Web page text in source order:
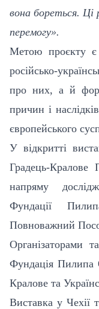
вона бореться. Ці
перемогу».
Метою проєкту є
російсько-
про них, а й
причин і
європейського
У відкритті
Градець-Кралове
напряму
Фундації
Повноважний
Організаторами
Фундація Пилипа
Кралове та
Виставка у Чехії